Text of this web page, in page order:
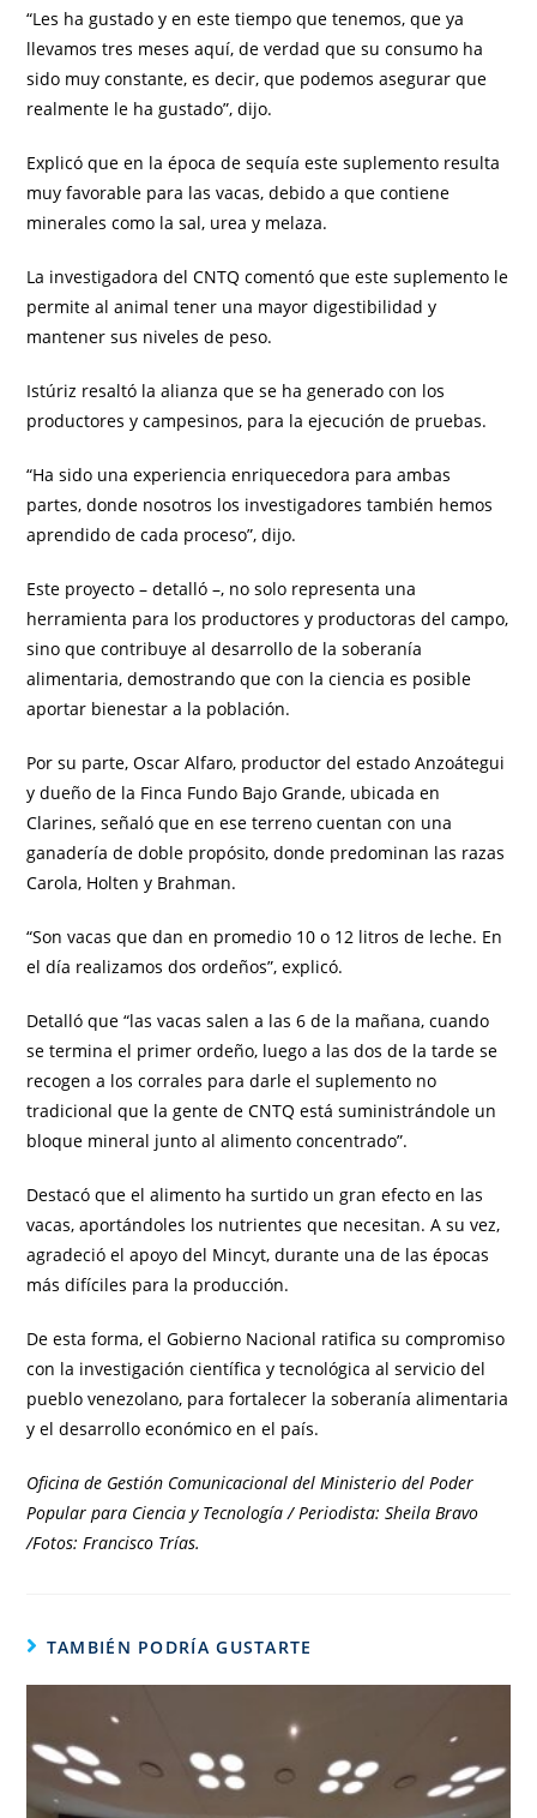
“Les ha gustado y en este tiempo que tenemos, que ya
llevamos tres meses aquí, de verdad que su consumo ha
sido muy constante, es decir, que podemos asegurar que
realmente le ha gustado”, dijo.
Explicó que en la época de sequía este suplemento resulta
muy favorable para las vacas, debido a que contiene
minerales como la sal, urea y melaza.
La investigadora del CNTQ comentó que este suplemento le
permite al animal tener una mayor digestibilidad y
mantener sus niveles de peso.
Istúriz resaltó la alianza que se ha generado con los
productores y campesinos, para la ejecución de pruebas.
“Ha sido una experiencia enriquecedora para ambas
partes, donde nosotros los investigadores también hemos
aprendido de cada proceso”, dijo.
Este proyecto – detalló –, no solo representa una
herramienta para los productores y productoras del campo,
sino que contribuye al desarrollo de la soberanía
alimentaria, demostrando que con la ciencia es posible
aportar bienestar a la población.
Por su parte, Oscar Alfaro, productor del estado Anzoátegui
y dueño de la Finca Fundo Bajo Grande, ubicada en
Clarines, señaló que en ese terreno cuentan con una
ganadería de doble propósito, donde predominan las razas
Carola, Holten y Brahman.
“Son vacas que dan en promedio 10 o 12 litros de leche. En
el día realizamos dos ordeños”, explicó.
Detalló que “las vacas salen a las 6 de la mañana, cuando
se termina el primer ordeño, luego a las dos de la tarde se
recogen a los corrales para darle el suplemento no
tradicional que la gente de CNTQ está suministrándole un
bloque mineral junto al alimento concentrado”.
Destacó que el alimento ha surtido un gran efecto en las
vacas, aportándoles los nutrientes que necesitan. A su vez,
agradeció el apoyo del Mincyt, durante una de las épocas
más difíciles para la producción.
De esta forma, el Gobierno Nacional ratifica su compromiso
con la investigación científica y tecnológica al servicio del
pueblo venezolano, para fortalecer la soberanía alimentaria
y el desarrollo económico en el país.
Oficina de Gestión Comunicacional del Ministerio del Poder
Popular para Ciencia y Tecnología / Periodista: Sheila Bravo
/Fotos: Francisco Trías.
TAMBIÉN PODRÍA GUSTARTE